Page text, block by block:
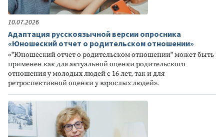
10.07.2026
Адаптация русскоязычной версии опросника
«Юношеский отчет о родительском отношении»
«"Юношеский отчет о родительском отношении" может быть
применен как для актуальной оценки родительского
отношения у молодых людей с 16 лет, так и для
ретроспективной оценки у взрослых людей».